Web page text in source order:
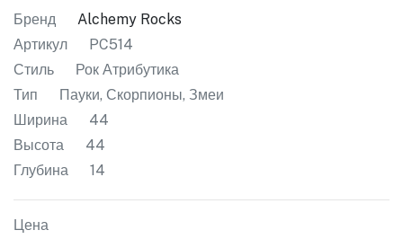
Бренд
Alchemy Rocks
Артикул
PC514
Стиль
Рок Атрибутика
Тип
Пауки, Скорпионы, Змеи
Ширина
44
Высота
44
Глубина
14
Цена